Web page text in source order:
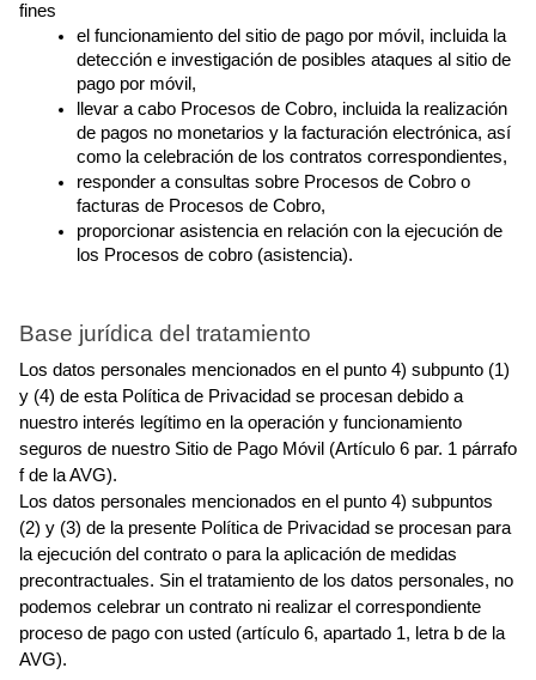
fines
el funcionamiento del sitio de pago por móvil, incluida la
detección e investigación de posibles ataques al sitio de
pago por móvil,
llevar a cabo Procesos de Cobro, incluida la realización
de pagos no monetarios y la facturación electrónica, así
como la celebración de los contratos correspondientes,
responder a consultas sobre Procesos de Cobro o
facturas de Procesos de Cobro,
proporcionar asistencia en relación con la ejecución de
los Procesos de cobro (asistencia).
Base jurídica del tratamiento
Los datos personales mencionados en el punto 4) subpunto (1)
y (4) de esta Política de Privacidad se procesan debido a
nuestro interés legítimo en la operación y funcionamiento
seguros de nuestro Sitio de Pago Móvil (Artículo 6 par. 1 párrafo
f de la AVG).
Los datos personales mencionados en el punto 4) subpuntos
(2) y (3) de la presente Política de Privacidad se procesan para
la ejecución del contrato o para la aplicación de medidas
precontractuales. Sin el tratamiento de los datos personales, no
podemos celebrar un contrato ni realizar el correspondiente
proceso de pago con usted (artículo 6, apartado 1, letra b de la
AVG).